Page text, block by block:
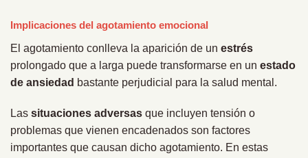
Implicaciones del agotamiento emocional
El agotamiento conlleva la aparición de un estrés
prolongado que a larga puede transformarse en un estado
de ansiedad bastante perjudicial para la salud mental.
Las situaciones adversas que incluyen tensión o
problemas que vienen encadenados son factores
importantes que causan dicho agotamiento. En estas